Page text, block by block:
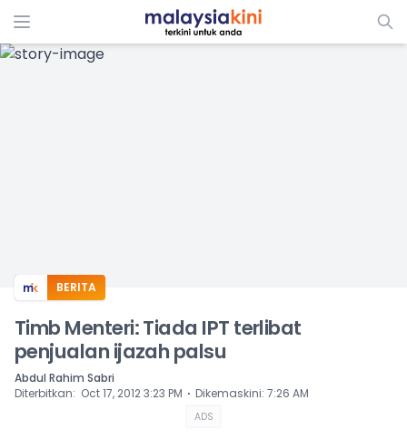
ADS
BERITA
Timb Menteri: Tiada IPT terlibat
penjualan ijazah palsu
Abdul Rahim Sabri
Diterbitkan: Oct 17, 2012 3:23 PM ⋅ Dikemaskini: 7:26 AM
ADS